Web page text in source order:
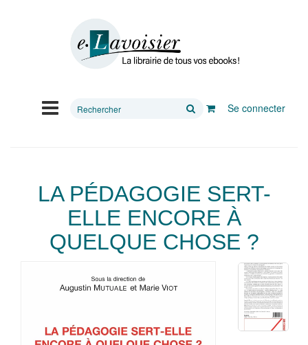
Rechercher
Se connecter
LA PÉDAGOGIE SERT-
ELLE ENCORE À
QUELQUE CHOSE ?